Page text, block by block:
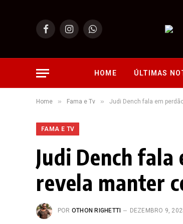
FacebookInstagramWhatsApp
HOME ÚLTIMAS
Home » Fama e Tv » Judi Dench fala em
FAMA E TV
Judi Dench
revela manter
POR OTHON RIGHETTI DEZEMBRO 9,